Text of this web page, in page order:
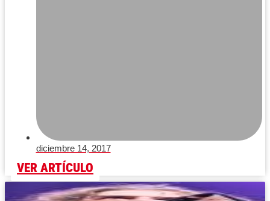
diciembre 14, 2017
VER ARTÍCULO